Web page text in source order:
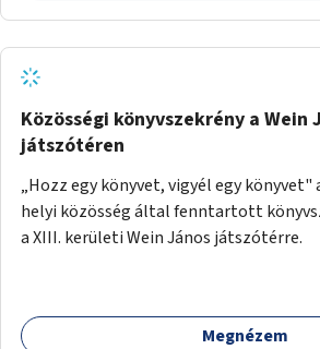
Közösségi könyvszekrény a Wein
játszótéren
„Hozz egy könyvet, vigyél egy könyvet"
helyi közösség által fenntartott
a XIII. kerületi Wein János játszótérre.
Megnézem